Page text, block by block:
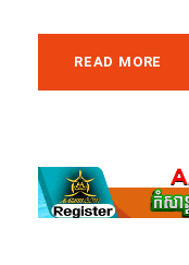
READ MORE